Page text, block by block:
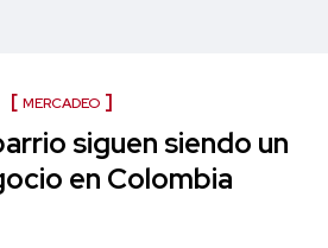
MERCADEO
siguen siendo un
en Colombia